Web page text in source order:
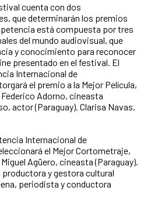
cuenta con dos
que determinarán los premios
está compuesta por tres
del mundo audiovisual, que
y conocimiento para reconocer
presentado en el festival. El
Internacional de
el premio a la Mejor Película,
Adorno, cineasta
actor (Paraguay). Clarisa Navas,
Internacional de
el Mejor Cortometraje,
Agüero, cineasta (Paraguay).
productora y gestora cultural
periodista y conductora